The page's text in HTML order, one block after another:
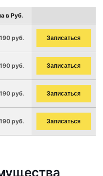
в Руб.
руб. Записаться
руб. Записаться
руб. Записаться
руб. Записаться